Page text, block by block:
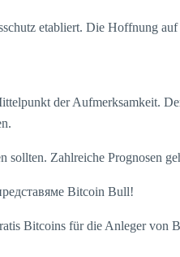
etabliert. Die Hoffnung
der Aufmerksamkeit.
Zahlreiche Prognosen
Bitcoins für die Anleger